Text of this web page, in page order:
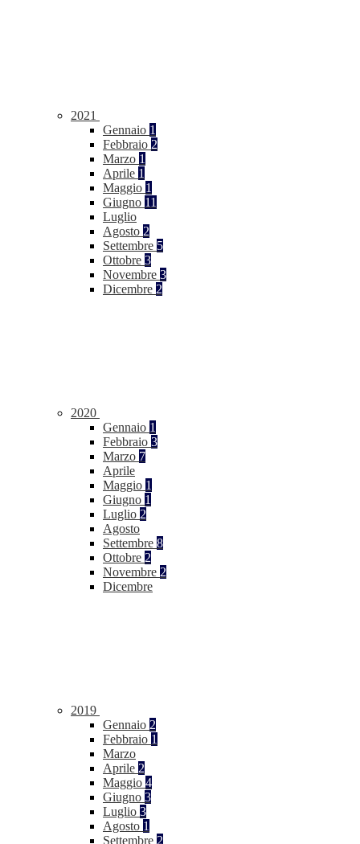
2021
Gennaio 1
Febbraio 2
Marzo 1
Aprile 1
Maggio 1
Giugno 11
Luglio
Agosto 2
Settembre 5
Ottobre 3
Novembre 3
Dicembre 2
2020
Gennaio 1
Febbraio 3
Marzo 7
Aprile
Maggio 1
Giugno 1
Luglio 2
Agosto
Settembre 8
Ottobre 2
Novembre 2
Dicembre
2019
Gennaio 2
Febbraio 1
Marzo
Aprile 2
Maggio 4
Giugno 3
Luglio 3
Agosto 1
Settembre 2